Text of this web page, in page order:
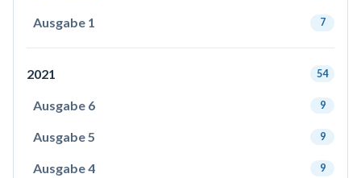
Ausgabe 1 7
2021 54
Ausgabe 6 9
Ausgabe 5 9
Ausgabe 4 9